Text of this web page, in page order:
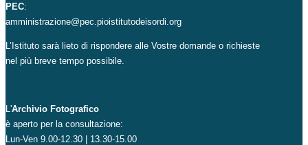
PEC:
amministrazione@pec.pioistitutodeisordi.org
L’Istituto sarà lieto di rispondere alle Vostre domande o richieste
nel più breve tempo possibile.
L'Archivio Fotografico
è aperto per la consultazione:
Lun-Ven 9.00-12.30 | 13.30-15.00